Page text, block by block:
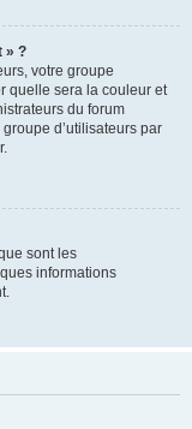
» ?
votre groupe
quelle sera la couleur et
du forum
d’utilisateurs par
sont les
informations